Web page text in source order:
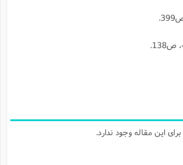
این مقاله وجود ندارد.